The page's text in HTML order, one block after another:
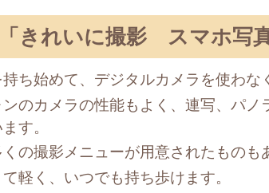
きれいに撮影 スマホ写真
ち始めて、デジタルカメラを使わな
のカメラの性能もよく、連写、パノ
す。
の撮影メニューが用意されたものも
軽く、いつでも持ち歩けます。